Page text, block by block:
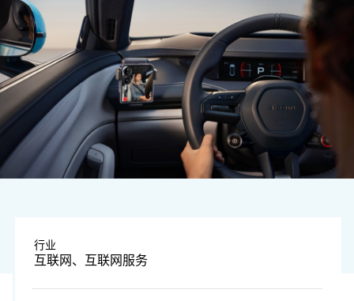
行业
互联网、互联网服务